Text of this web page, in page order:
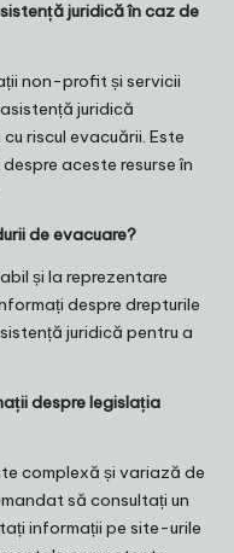
juridică în caz de
non-profit și servicii
juridică
riscul evacuării. Este
aceste resurse în
de evacuare?
și la reprezentare
despre drepturile
juridică pentru a
despre legislația
complexă și variază de
să consultați un
informații pe site-urile